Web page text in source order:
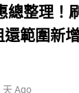
總整理！
範圍新
天 Ago